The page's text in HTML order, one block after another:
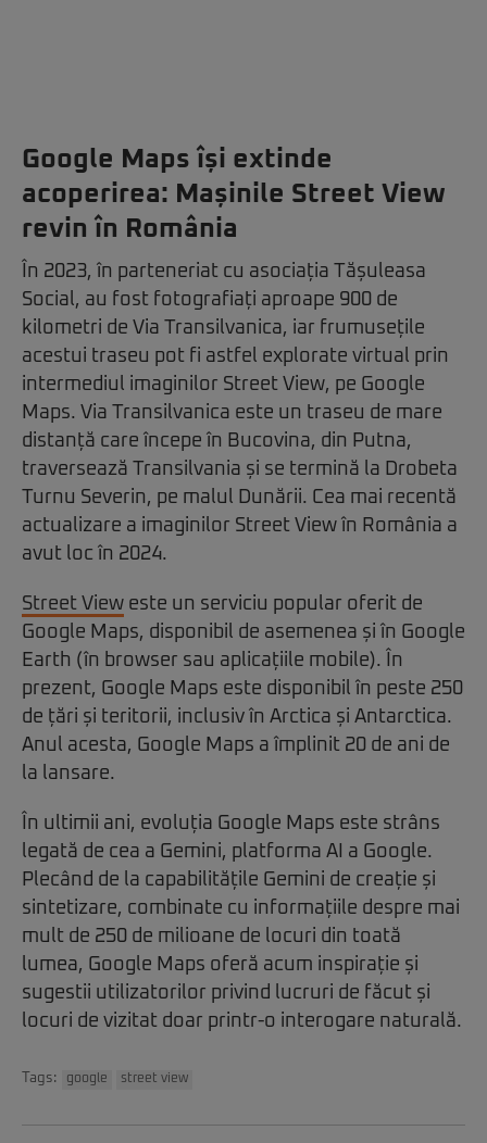
Google Maps își extinde
acoperirea: Mașinile Street View
revin în România
În 2023, în parteneriat cu asociația Tășuleasa
Social, au fost fotografiați aproape 900 de
kilometri de Via Transilvanica, iar frumusețile
acestui traseu pot fi astfel explorate virtual prin
intermediul imaginilor Street View, pe Google
Maps. Via Transilvanica este un traseu de mare
distanță care începe în Bucovina, din Putna,
traversează Transilvania și se termină la Drobeta
Turnu Severin, pe malul Dunării. Cea mai recentă
actualizare a imaginilor Street View în România a
avut loc în 2024.
Street View este un serviciu popular oferit de
Google Maps, disponibil de asemenea și în Google
Earth (în browser sau aplicațiile mobile). În
prezent, Google Maps este disponibil în peste 250
de țări și teritorii, inclusiv în Arctica și Antarctica.
Anul acesta, Google Maps a împlinit 20 de ani de
la lansare.
În ultimii ani, evoluția Google Maps este strâns
legată de cea a Gemini, platforma AI a Google.
Plecând de la capabilitățile Gemini de creație și
sintetizare, combinate cu informațiile despre mai
mult de 250 de milioane de locuri din toată
lumea, Google Maps oferă acum inspirație și
sugestii utilizatorilor privind lucruri de făcut și
locuri de vizitat doar printr-o interogare naturală.
Tags: google street view